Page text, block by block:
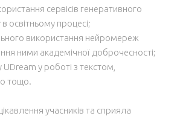
сервісів генеративного
освітньому процесі;
використання нейромереж
ними академічної доброчесності;
у роботі з текстом,
тощо.
учасників та сприяла